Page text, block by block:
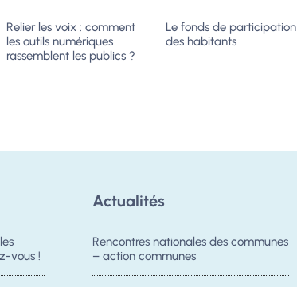
Relier les voix : comment
les outils numériques
rassemblent les publics ?
Le fonds de participation
des habitants
vous !
Actualités
Rencontres nationales des communes
– action communes